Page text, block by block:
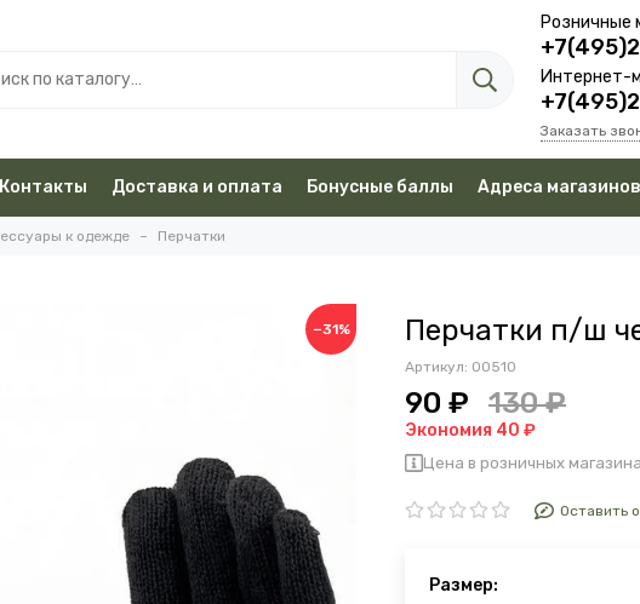
Розничные
Интернет-
Заказать
Контакты Доставка и оплата Бонусные баллы Адреса магазинов
к одежде Перчатки
−31% Перчатки п/ш
Артикул: 00510
90 ₽ 130 ₽
Экономия 40 ₽
Цена в розничных
Оставить
Размер: